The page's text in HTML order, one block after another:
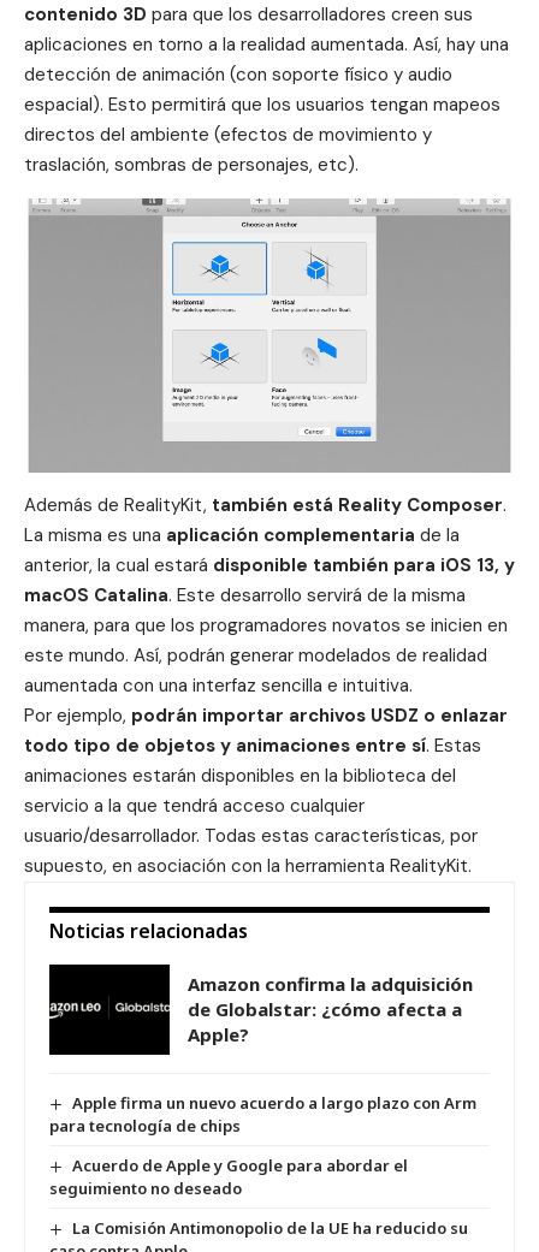
contenido 3D para que los desarrolladores creen sus
aplicaciones en torno a la realidad aumentada. Así, hay una
detección de animación (con soporte físico y audio
espacial). Esto permitirá que los usuarios tengan mapeos
directos del ambiente (efectos de movimiento y
traslación, sombras de personajes, etc).
Además de RealityKit, también está Reality Composer.
La misma es una aplicación complementaria de la
anterior, la cual estará disponible también para iOS 13, y
macOS Catalina. Este desarrollo servirá de la misma
manera, para que los programadores novatos se inicien en
este mundo. Así, podrán generar modelados de realidad
aumentada con una interfaz sencilla e intuitiva.
Por ejemplo, podrán importar archivos USDZ o enlazar
todo tipo de objetos y animaciones entre sí. Estas
animaciones estarán disponibles en la biblioteca del
servicio a la que tendrá acceso cualquier
usuario/desarrollador. Todas estas características, por
supuesto, en asociación con la herramienta RealityKit.
Noticias relacionadas
Amazon confirma la adquisición
de Globalstar: ¿cómo afecta a
Apple?
Apple firma un nuevo acuerdo a largo plazo con Arm
para tecnología de chips
Acuerdo de Apple y Google para abordar el
seguimiento no deseado
La Comisión Antimonopolio de la UE ha reducido su